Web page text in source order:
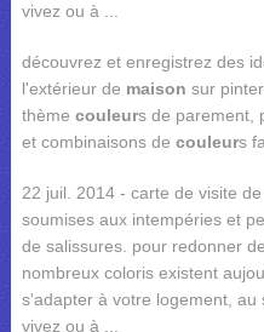
vivez ou à ...
découvrez et enregistrez des
l'extérieur de maison sur
thème couleurs de parement,
et combinaisons de couleurs
22 juil. 2014 - carte de visite
soumises aux intempéries et
de salissures. pour redonner
nombreux coloris existent
s'adapter à votre logement, au
vivez ou à ...